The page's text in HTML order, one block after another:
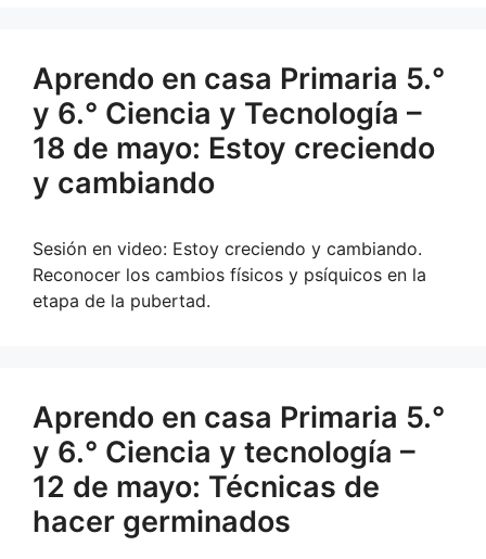
Aprendo en casa Primaria 5.°
y 6.° Ciencia y Tecnología –
18 de mayo: Estoy creciendo
y cambiando
Sesión en video: Estoy creciendo y cambiando.
Reconocer los cambios físicos y psíquicos en la
etapa de la pubertad.
Aprendo en casa Primaria 5.°
y 6.° Ciencia y tecnología –
12 de mayo: Técnicas de
hacer germinados